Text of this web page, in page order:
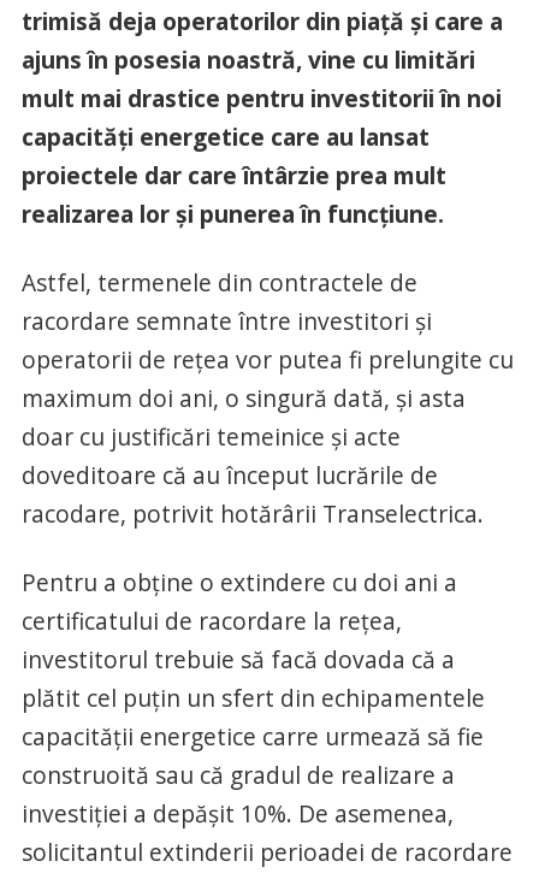
trimisă deja operatorilor din piață și care a
ajuns în posesia noastră, vine cu limitări
mult mai drastice pentru investitorii în noi
capacități energetice care au lansat
proiectele dar care întârzie prea mult
realizarea lor și punerea în funcțiune.
Astfel, termenele din contractele de
racordare semnate între investitori și
operatorii de rețea vor putea fi prelungite cu
maximum doi ani, o singură dată, și asta
doar cu justificări temeinice și acte
doveditoare că au început lucrările de
racodare, potrivit hotărârii Transelectrica.
Pentru a obține o extindere cu doi ani a
certificatului de racordare la rețea,
investitorul trebuie să facă dovada că a
plătit cel puțin un sfert din echipamentele
capacității energetice carre urmează să fie
construoită sau că gradul de realizare a
investiției a depășit 10%. De asemenea,
solicitantul extinderii perioadei de racordare